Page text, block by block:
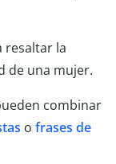
resaltar la
de una mujer.
combinar
o frases de